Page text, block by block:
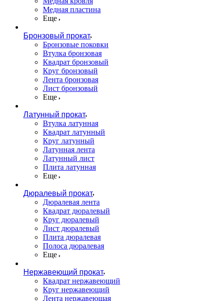
Медная пластина
Еще
Бронзовый прокат
Бронзовые поковки
Втулка бронзовая
Квадрат бронзовый
Круг бронзовый
Лента бронзовая
Лист бронзовый
Еще
Латунный прокат
Втулка латунная
Квадрат латунный
Круг латунный
Латунная лента
Латунный лист
Плита латунная
Еще
Дюралевый прокат
Дюралевая лента
Квадрат дюралевый
Круг дюралевый
Лист дюралевый
Плита дюралевая
Полоса дюралевая
Еще
Нержавеющий прокат
Квадрат нержавеющий
Круг нержавеющий
Лента нержавеющая